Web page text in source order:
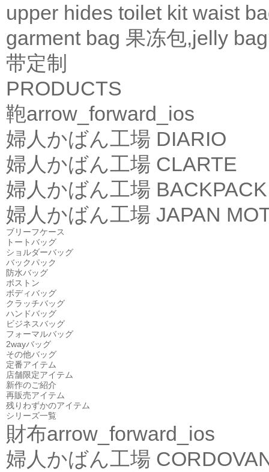
upper hides toilet kit waist
garment bag 果冻包,jelly bag
带定制
PRODUCTS
鞄arrow_forward_ios
婦人かばん工場 DIARIO
婦人かばん工場 CLARTE
婦人かばん工場 BACKPACK
婦人かばん工場 JAPAN
ブリーフケース
トートバッグ
ショルダーバッグ
バックパック
防水バッグ
ボストン
ボディバッグ
クラッチバッグ
ハンドバッグ
ビジネスバッグ
フォーマルバッグ
2wayバッグ
その他バッグ
定番アイテム
店舗限定アイテム
新作のご紹介
再販売アイテム
残りわずかのアイテム
シリーズ一覧
財布arrow_forward_ios
婦人かばん工場